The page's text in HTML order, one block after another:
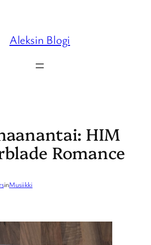
Aleksin Blogi
HIM
Romance
inMusiikki